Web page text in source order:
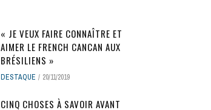
« JE VEUX FAIRE CONNAÎTRE ET
AIMER LE FRENCH CANCAN AUX
BRÉSILIENS »
DESTAQUE 20/11/2019
CINQ CHOSES À SAVOIR AVANT